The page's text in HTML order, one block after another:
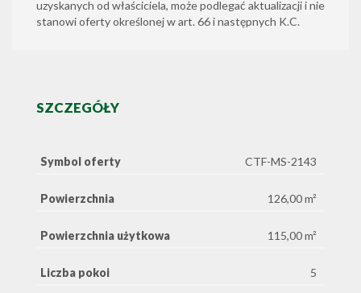
uzyskanych od właściciela, może podlegać aktualizacji i nie
stanowi oferty określonej w art. 66 i następnych K.C.
SZCZEGÓŁY
Symbol oferty CTF-MS-2143
Powierzchnia 126,00 m²
Powierzchnia użytkowa 115,00 m²
Liczba pokoi 5